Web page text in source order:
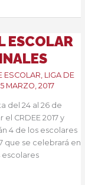
ESCOLAR
ESCOLAR, LIGA DE
MARZO, 2017
del 24 al 26 de
CRDEE 2017 y
4 de los escolares
que se celebrará en